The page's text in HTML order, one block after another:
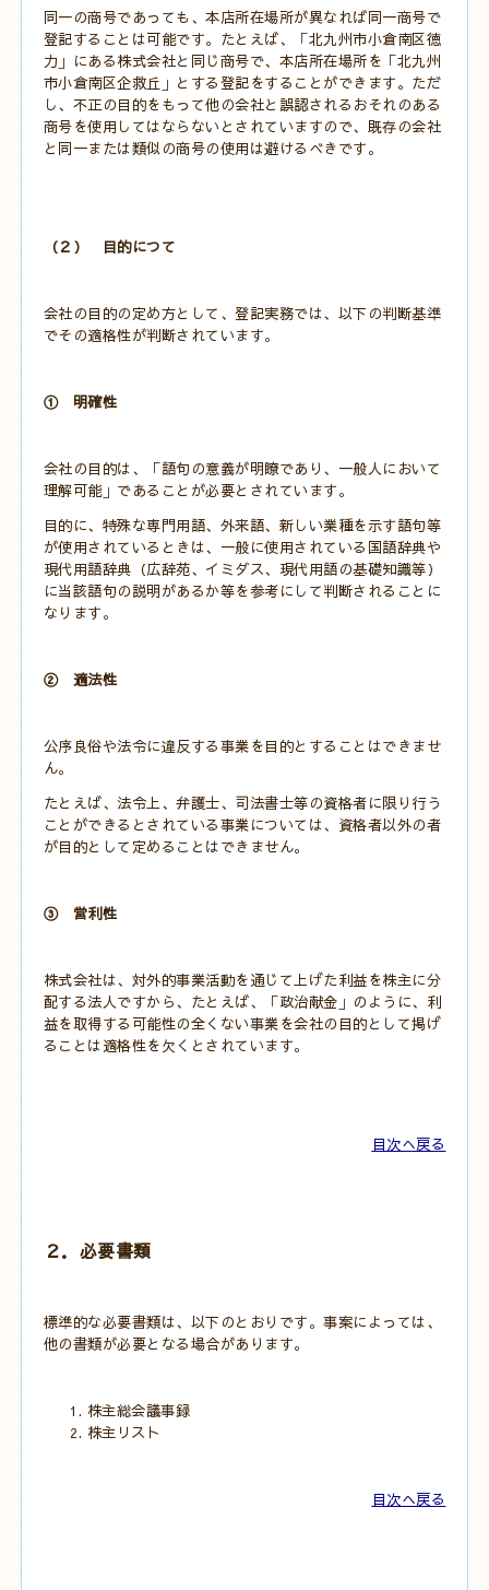
同一の商号であっても、本店所在場所が異なれば同一商号で
登記することは可能です。たとえば、「北九州市小倉南区徳
力」にある株式会社と同じ商号で、本店所在場所を「北九州
市小倉南区企救丘」とする登記をすることができます。ただ
し、不正の目的をもって他の会社と誤認されるおそれのある
商号を使用してはならないとされていますので、既存の会社
と同一または類似の商号の使用は避けるべきです。
（２） 目的につて
会社の目的の定め方として、登記実務では、以下の判断基準
でその適格性が判断されています。
① 明確性
会社の目的は、「語句の意義が明瞭であり、一般人において
理解可能」であることが必要とされています。
目的に、特殊な専門用語、外来語、新しい業種を示す語句等
が使用されているときは、一般に使用されている国語辞典や
現代用語辞典（広辞苑、イミダス、現代用語の基礎知識等）
に当該語句の説明があるか等を参考にして判断されることに
なります。
② 適法性
公序良俗や法令に違反する事業を目的とすることはできませ
ん。
たとえば、法令上、弁護士、司法書士等の資格者に限り行う
ことができるとされている事業については、資格者以外の者
が目的として定めることはできません。
③ 営利性
株式会社は、対外的事業活動を通じて上げた利益を株主に分
配する法人ですから、たとえば、「政治献金」のように、利
益を取得する可能性の全くない事業を会社の目的として掲げ
ることは適格性を欠くとされています。
目次へ戻る
２．必要書類
標準的な必要書類は、以下のとおりです。事案によっては、
他の書類が必要となる場合があります。
株主総会議事録
株主リスト
目次へ戻る